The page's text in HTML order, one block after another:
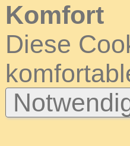
Komfort
Diese